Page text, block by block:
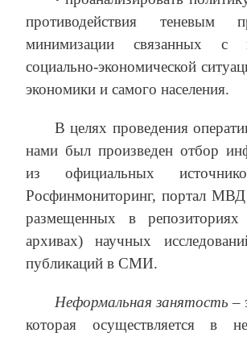
противодействия теневым
минимизации связанных с
социально-экономической
экономики и самого населения.
В целях проведения
нами был произведен отбор
из официальных
Росфинмониторинг, портал
размещенных в репозиториях
архивах) научных
публикаций в СМИ.
Неформальная занятость –
которая осуществляется в